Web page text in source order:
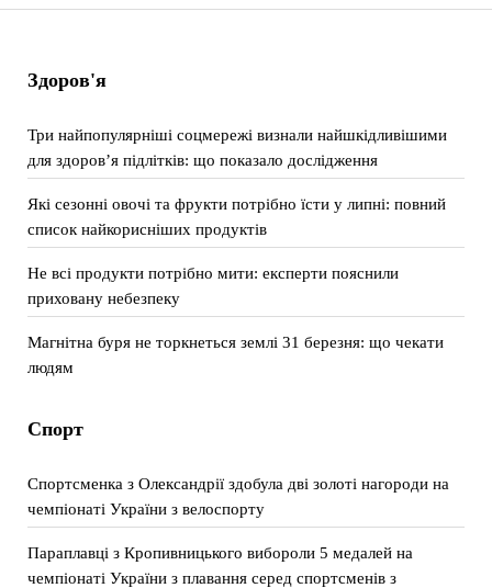
Здоров'я
Три найпопулярніші соцмережі визнали найшкідливішими
для здоров’я підлітків: що показало дослідження
Які сезонні овочі та фрукти потрібно їсти у липні: повний
список найкорисніших продуктів
Не всі продукти потрібно мити: експерти пояснили
приховану небезпеку
Магнітна буря не торкнеться землі 31 березня: що чекати
людям
Спорт
Спортсменка з Олександрії здобула дві золоті нагороди на
чемпіонаті України з велоспорту
Параплавці з Кропивницького вибороли 5 медалей на
чемпіонаті України з плавання серед спортсменів з